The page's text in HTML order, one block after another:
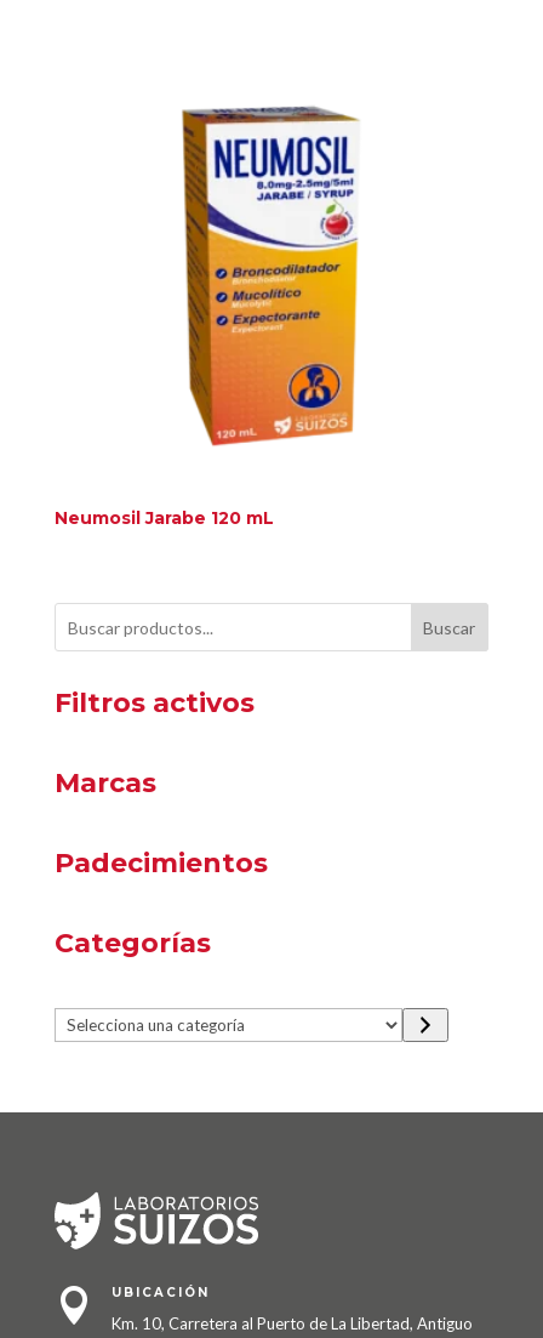
Neumosil Jarabe 120 mL
Buscar
Filtros activos
Marcas
Padecimientos
Categorías
Selecciona
una
 UBICACIÓN
Km. 10, Carretera al Puerto de La Libertad, Antiguo